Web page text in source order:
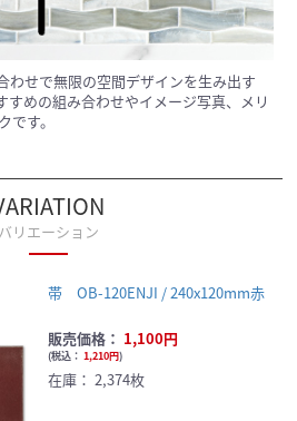
わせで無限の空間デザインを生み出す
すめの組み合わせやイメージ写真、メリ
です。
バリエーション
帯 OB-120ENJI / 240x120mm赤
販売価格： 1,100円
(税込： 1,210円)
在庫： 2,374枚